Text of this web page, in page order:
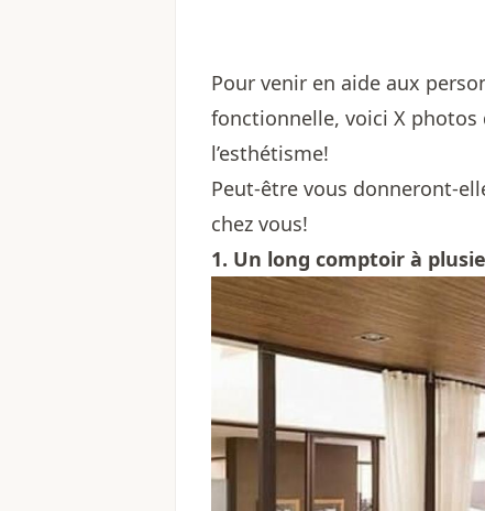
Pour venir en aide aux
fonctionnelle, voici X photos
l’esthétisme!
Peut-être vous donneront-
chez vous!
1. Un long comptoir à